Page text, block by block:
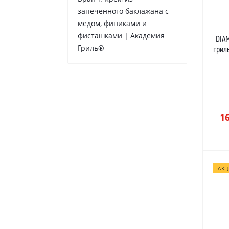
запеченного баклажана с
медом, финиками и
фисташками | Академия
Гриль®